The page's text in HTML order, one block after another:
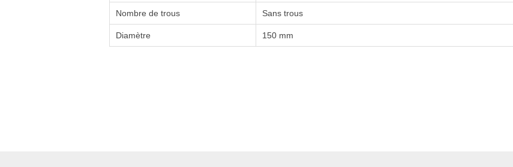
Nombre de trous Sans trous
Diamètre 150 mm